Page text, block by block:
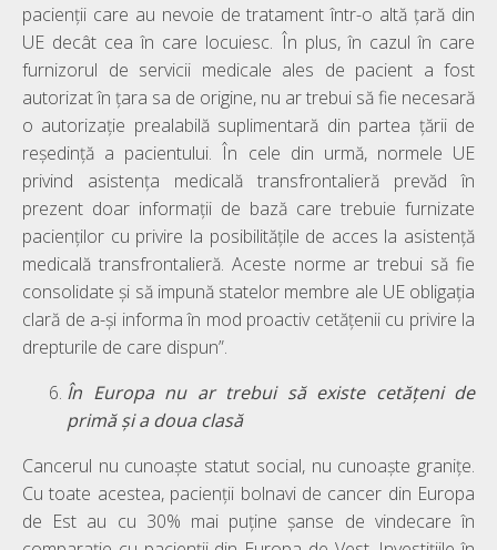
pacienții care au nevoie de tratament într-o altă țară din
UE decât cea în care locuiesc. În plus, în cazul în care
furnizorul de servicii medicale ales de pacient a fost
autorizat în țara sa de origine, nu ar trebui să fie necesară
o autorizație prealabilă suplimentară din partea țării de
reședință a pacientului. În cele din urmă, normele UE
privind asistența medicală transfrontalieră prevăd în
prezent doar informații de bază care trebuie furnizate
pacienților cu privire la posibilitățile de acces la asistență
medicală transfrontalieră. Aceste norme ar trebui să fie
consolidate și să impună statelor membre ale UE obligația
clară de a-și informa în mod proactiv cetățenii cu privire la
drepturile de care dispun”.
În Europa nu ar trebui să existe cetățeni de
primă și a doua clasă
Cancerul nu cunoaște statut social, nu cunoaște granițe.
Cu toate acestea, pacienții bolnavi de cancer din Europa
de Est au cu 30% mai puține șanse de vindecare în